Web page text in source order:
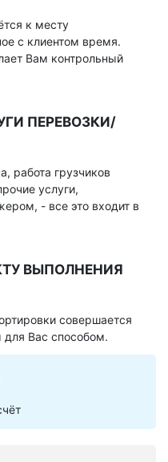
к месту
с клиентом время.
Вам контрольный
ПЕРЕВОЗКИ/
работа грузчиков
услуги,
- все это входит в
ВЫПОЛНЕНИЯ
совершается
Вас способом.